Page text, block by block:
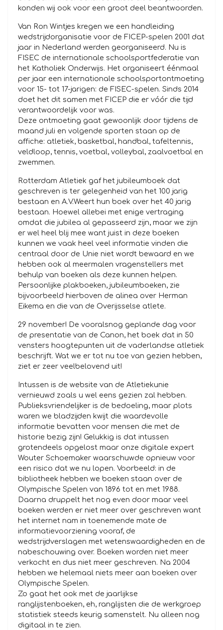
konden wij ook voor een groot deel beantwoorden.
Van Ron Wintjes kregen we een handleiding
wedstrijdorganisatie voor de FICEP-spelen 2001 dat
jaar in Nederland werden georganiseerd. Nu is
FISEC de internationale schoolsportfederatie van
het Katholiek Onderwijs. Het organiseert éénmaal
per jaar een internationale schoolsportontmoeting
voor 15- tot 17-jarigen: de FISEC-spelen. Sinds 2014
doet het dit samen met FICEP die er vóór die tijd
verantwoordelijk voor was.
Deze ontmoeting gaat gewoonlijk door tijdens de
maand juli en volgende sporten staan op de
affiche: atletiek, basketbal, handbal, tafeltennis,
veldloop, tennis, voetbal, volleybal, zaalvoetbal en
zwemmen.
Rotterdam Atletiek gaf het jubileumboek dat
geschreven is ter gelegenheid van het 100 jarig
bestaan en A.V.Weert hun boek over het 40 jarig
bestaan. Hoewel allebei met enige vertraging
omdat die jubilea al gepasseerd zijn, maar we zijn
er wel heel blij mee want juist in deze boeken
kunnen we vaak heel veel informatie vinden die
centraal door de Unie niet wordt bewaard en we
hebben ook al meermalen vragenstellers met
behulp van boeken als deze kunnen helpen.
Persoonlijke plakboeken, jubileumboeken, zie
bijvoorbeeld hierboven de alinea over Herman
Eikema en die van de Overijsselse atlete.
29 november! De vooralsnog geplande dag voor
de presentatie van de Canon, het boek dat in 50
vensters hoogtepunten uit de vaderlandse atletiek
beschrijft. Wat we er tot nu toe van gezien hebben,
ziet er zeer veelbelovend uit!
Intussen is de website van de Atletiekunie
vernieuwd zoals u wel eens gezien zal hebben.
Publieksvriendelijker is de bedoeling, maar plots
waren we bladzijden kwijt die waardevolle
informatie bevatten voor mensen die met de
historie bezig zijn! Gelukkig is dat intussen
grotendeels opgelost maar onze digitale expert
Wouter Schoemaker waarschuwde opnieuw voor
een risico dat we nu lopen. Voorbeeld: in de
bibliotheek hebben we boeken staan over de
Olympische Spelen van 1896 tot en met 1988.
Daarna druppelt het nog even door maar veel
boeken werden er niet meer over geschreven want
het internet nam in toenemende mate de
informatievoorziening vooraf, de
wedstrijdverslagen met wetenswaardigheden en de
nabeschouwing over. Boeken worden niet meer
verkocht en dus niet meer geschreven. Na 2004
hebben we helemaal niets meer aan boeken over
Olympische Spelen.
Zo gaat het ook met de jaarlijkse
ranglijstenboeken, eh, ranglijsten die de werkgroep
statistiek steeds keurig samenstelt. Nu alleen nog
digitaal in te zien.